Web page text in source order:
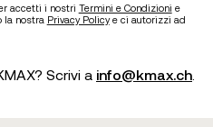
accetti i nostri Termini e Condizioni e
la nostra Privacy Policye ci autorizzi ad
Scrivi a info@kmax.ch